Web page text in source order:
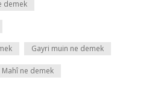
demek
Gayri muin ne demek
Mahî ne demek